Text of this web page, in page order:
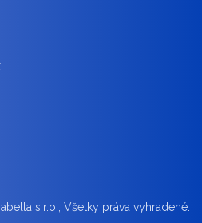
s.r.o., Všetky práva vyhradené.